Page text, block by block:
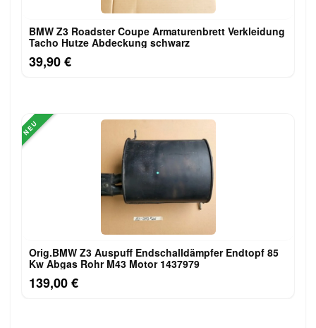
BMW Z3 Roadster Coupe Armaturenbrett Verkleidung
Tacho Hutze Abdeckung schwarz
39,90 €
NEU
Orig.BMW Z3 Auspuff Endschalldämpfer Endtopf 85
Kw Abgas Rohr M43 Motor 1437979
139,00 €